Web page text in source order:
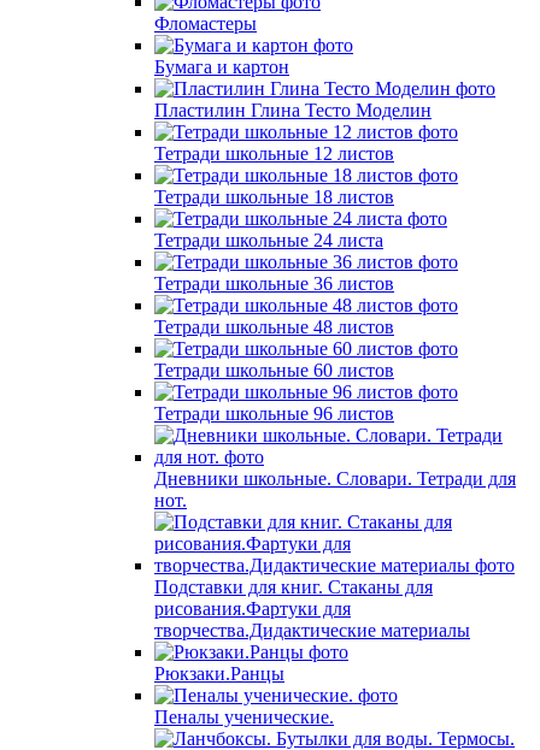
Фломастеры
Бумага и картон
Пластилин Глина Тесто Моделин
Тетради школьные 12 листов
Тетради школьные 18 листов
Тетради школьные 24 листа
Тетради школьные 36 листов
Тетради школьные 48 листов
Тетради школьные 60 листов
Тетради школьные 96 листов
Дневники школьные. Словари. Тетради для
нот.
Подставки для книг. Стаканы для
рисования.Фартуки для
творчества.Дидактические материалы
Рюкзаки.Ранцы
Пеналы ученические.